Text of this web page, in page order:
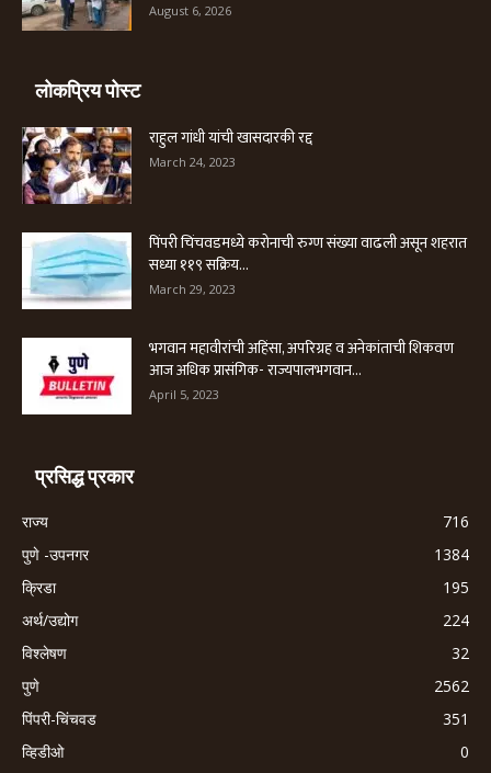
August 6, 2026
लोकप्रिय पोस्ट
राहुल गांधी यांची खासदारकी रद्द
March 24, 2023
पिंपरी चिंचवडमध्ये करोनाची रुग्ण संख्या वाढली असून शहरात
सध्या ११९ सक्रिय...
March 29, 2023
भगवान महावीरांची अहिंसा, अपरिग्रह व अनेकांताची शिकवण
आज अधिक प्रासंगिक- राज्यपालभगवान...
April 5, 2023
प्रसिद्ध प्रकार
राज्य
716
पुणे -उपनगर
1384
क्रिडा
195
अर्थ/उद्योग
224
विश्लेषण
32
पुणे
2562
पिंपरी-चिंचवड
351
व्हिडीओ
0